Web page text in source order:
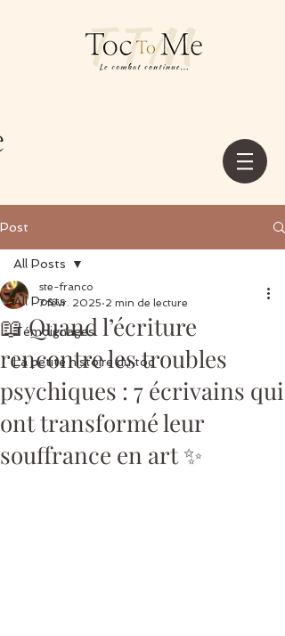
Post
All Posts
Témoignages
La petite histoire du toc
All Posts
📖 Quand l’écriture
rencontre les troubles
psychiques : 7 écrivains qui
ont transformé leur
souffrance en art ✨
ste-franco
7 févr. 2025 2 min de lecture